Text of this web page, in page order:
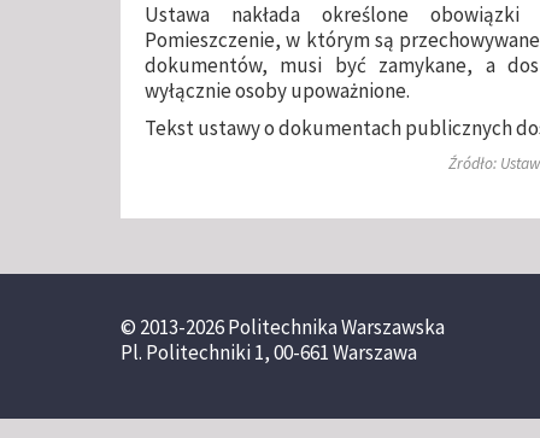
Ustawa nakłada określone
Pomieszczenie, w którym są
dokumentów, musi być zamykane, a
wyłącznie osoby upoważnione.
Tekst ustawy o dokumentach publicznych
Źródło:
© 2013-2026 Politechnika Warszawska
Pl. Politechniki 1, 00-661 Warszawa